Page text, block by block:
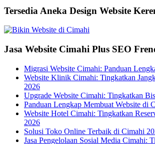
Tersedia Aneka Design Website
Jasa Website Cimahi Plus SEO
Migrasi Website Cimahi: Panduan
Website Klinik Cimahi: Tingkatkan
2026
Upgrade Website Cimahi: Tingkatkan
Panduan Lengkap Membuat Website di
Website Hotel Cimahi: Tingkatkan
2026
Solusi Toko Online Terbaik di Cimahi
Jasa Pengelolaan Sosial Media Cimahi: